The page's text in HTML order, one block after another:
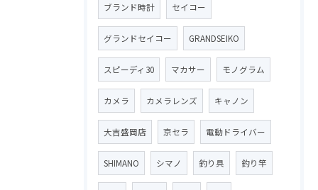
ブランド時計 セイコー
グランドセイコー GRANDSEIKO
スピーディ30 マカサー モノグラム
カメラ カメラレンズ キャノン
大吉盛岡店 京セラ 電動ドライバー
SHIMANO シマノ 釣り具 釣り竿